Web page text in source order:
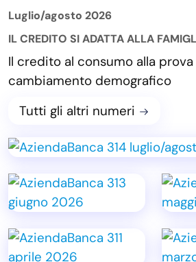
Luglio/agosto 2026
IL CREDITO SI ADATTA ALLA
Il credito al consumo alla
cambiamento demografico
Tutti gli altri numeri